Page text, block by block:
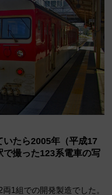
たら2005年（平成17
撮った123系電車の写
1組での開発製造でした。